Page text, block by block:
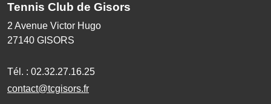
Tennis Club de Gisors
2 Avenue Victor Hugo
27140 GISORS
Tél. : 02.32.27.16.25
contact@tcgisors.fr